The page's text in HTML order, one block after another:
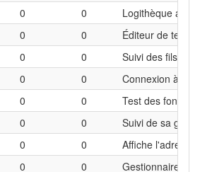
0 0
Logithèque
0 0
Éditeur de texte
0 0
Suivi des fils
0 0
Connexion à
0 0
Test des
0 0
Suivi de sa
0 0
Affiche l'adresse
0 0 Gestionnaire de